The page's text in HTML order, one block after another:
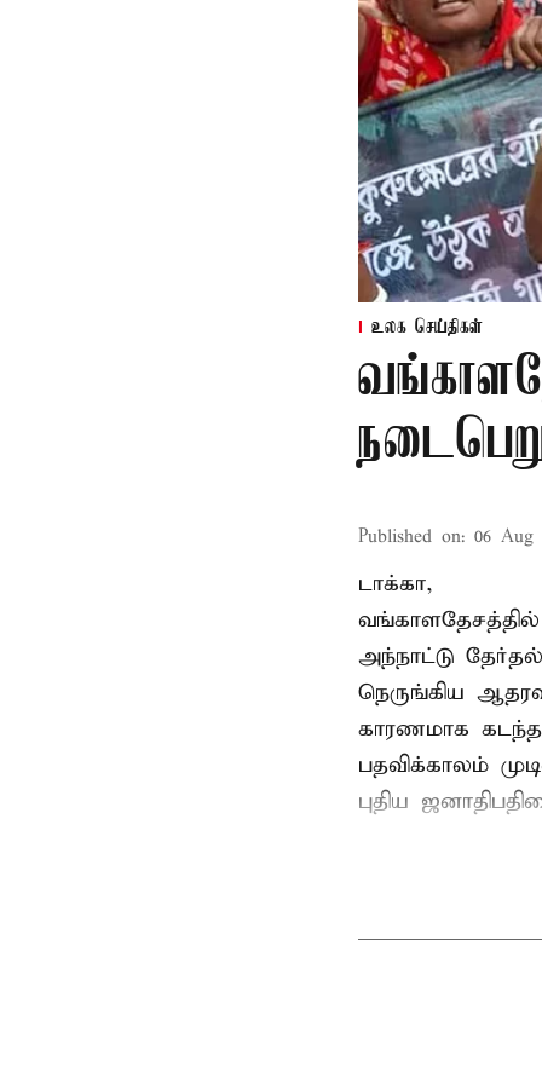
உலக செய்திகள்
Published on: 06 Aug
டாக்கா,
அந்நாட்டு
நெருங்கிய
காரணமாக
பதவிக்காலம்
புதிய